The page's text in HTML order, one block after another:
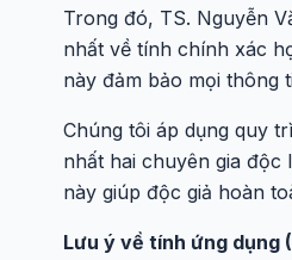
Trong đó, TS. Nguyễn
nhất về tính chính xác
này đảm bảo mọi thông
Chúng tôi áp dụng quy
nhất hai chuyên gia độc
này giúp độc giả hoàn
Lưu ý về tính ứng dụng